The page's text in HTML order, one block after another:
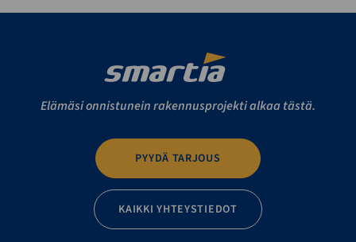
Elämäsi onnistunein rakennusprojekti alkaa tästä.
PYYDÄ TARJOUS
KAIKKI YHTEYSTIEDOT